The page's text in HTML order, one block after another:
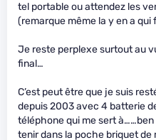
tel portable ou attendez les
(remarque même la y en a qui
Je reste perplexe surtout au
final…
C’est peut être que je suis
depuis 2003 avec 4 batterie
téléphone qui me sert
tenir dans la poche briquet de